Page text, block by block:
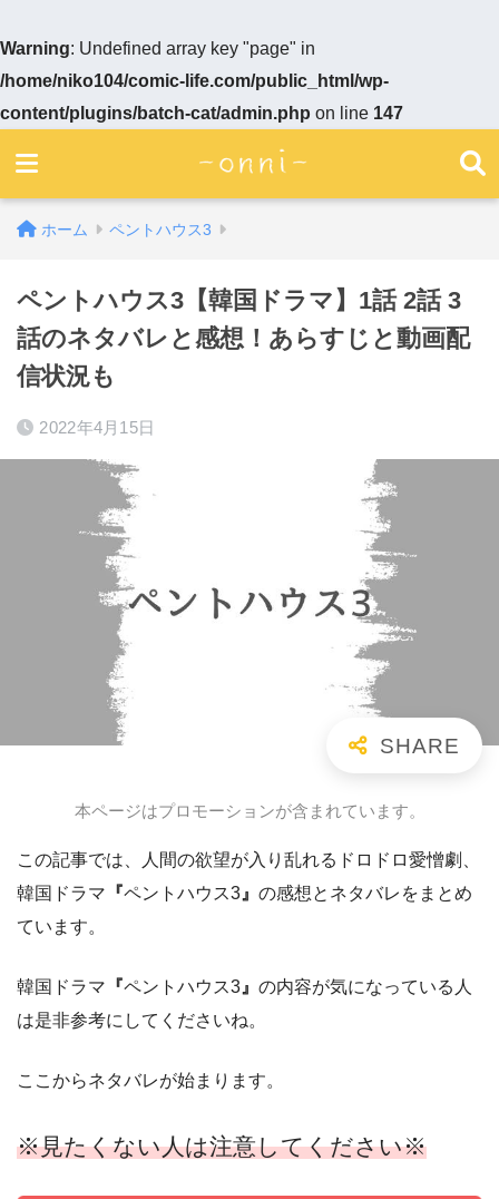
Warning: Undefined array key "page" in
/home/niko104/comic-life.com/public_html/wp-
content/plugins/batch-cat/admin.php on line 147
ホーム ペントハウス3
ペントハウス3【韓国ドラマ】1話 2話 3
話のネタバレと感想！あらすじと動画配
信状況も
2022年4月15日
本ページはプロモーションが含まれています。
この記事では、人間の欲望が入り乱れるドロドロ愛憎劇、
韓国ドラマ 『ペントハウス3 』 の感想とネタバレをまとめ
ています。
韓国ドラマ 『ペントハウス3 』 の内容が気になっている人
は是非参考にしてくださいね。
ここからネタバレが始まります。
※見たくない人は注意してください※